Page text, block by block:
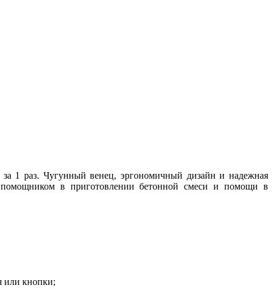
1 раз. Чугунный венец, эргономичный дизайн и надежная
помощником в приготовлении бетонной смеси и помощи в
или кнопки;